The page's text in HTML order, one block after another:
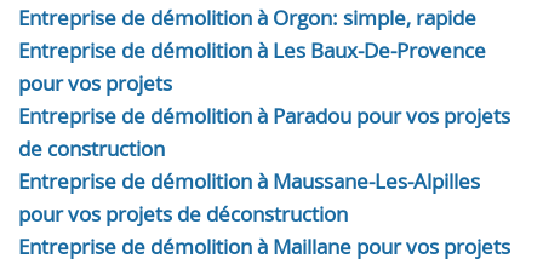
Entreprise de démolition à Orgon: simple, rapide
Entreprise de démolition à Les Baux-De-Provence
pour vos projets
Entreprise de démolition à Paradou pour vos projets
de construction
Entreprise de démolition à Maussane-Les-Alpilles
pour vos projets de déconstruction
Entreprise de démolition à Maillane pour vos projets